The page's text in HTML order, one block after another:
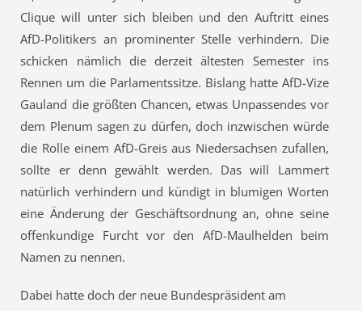
Clique will unter sich bleiben und den Auftritt eines
AfD-Politikers an prominenter Stelle verhindern. Die
schicken nämlich die derzeit ältesten Semester ins
Rennen um die Parlamentssitze. Bislang hatte AfD-Vize
Gauland die größten Chancen, etwas Unpassendes vor
dem Plenum sagen zu dürfen, doch inzwischen würde
die Rolle einem AfD-Greis aus Niedersachsen zufallen,
sollte er denn gewählt werden. Das will Lammert
natürlich verhindern und kündigt in blumigen Worten
eine Änderung der Geschäftsordnung an, ohne seine
offenkundige Furcht vor den AfD-Maulhelden beim
Namen zu nennen.
Dabei hatte doch der neue Bundespräsident am